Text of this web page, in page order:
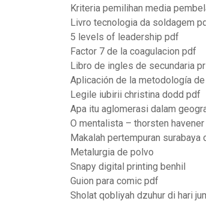
Kriteria pemilihan media
Livro tecnologia da soldagem
5 levels of leadership pdf
Factor 7 de la coagulacion pdf
Libro de ingles de secundaria
Aplicación de la metodología
Legile iubirii christina dodd pdf
Apa itu aglomerasi dalam
O mentalista – thorsten
Makalah pertempuran surabaya
Metalurgia de polvo
Snapy digital printing benhil
Guion para comic pdf
Sholat qobliyah dzuhur di hari